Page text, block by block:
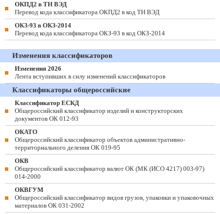
ОКПД2 в ТН ВЭД
Перевод кода классификатора ОКПД2 в код ТН ВЭД
ОКЗ-93 в ОКЗ-2014
Перевод кода классификатора ОКЗ-93 в код ОКЗ-2014
Изменения классификаторов
Изменения 2026
Лента вступивших в силу изменений классификаторов
Классификаторы общероссийские
Классификатор ЕСКД
Общероссийский классификатор изделий и конструкторских
документов ОК 012-93
ОКАТО
Общероссийский классификатор объектов административно-
территориального деления ОК 019-95
ОКВ
Общероссийский классификатор валют ОК (МК (ИСО 4217) 003-97)
014-2000
ОКВГУМ
Общероссийский классификатор видов грузов, упаковки и упаковочных
материалов ОК 031-2002